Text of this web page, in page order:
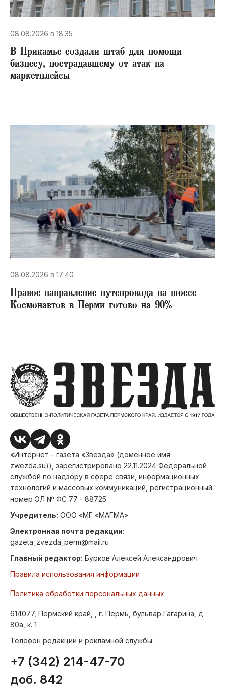
08.08.2026 в 18:35
В Прикамье создали штаб для помощи
бизнесу, пострадавшему от атак на
маркетплейсы
08.08.2026 в 17:40
Правое направление путепровода на шоссе
Космонавтов в Перми готово на 90%
«Интернет – газета «Звезда» (доменное имя
zwezda.su)), зарегистрировано 22.11.2024 Федеральной
службой по надзору в сфере связи, информационных
технологий и массовых коммуникаций, регистрационный
номер ЭЛ № ФС 77 - 88725
Учредитель: ООО «МГ «МАГМА»
Электронная почта редакции:
gazeta_zvezda_perm@mail.ru
Главный редактор: Бурков Алексей Александрович
Правила использования информации
Политика обработки персональных данных
614077, Пермский край, , г. Пермь, бульвар Гагарина, д.
80а, к. 1
Телефон редакции и рекламной службы:
+7 (342) 214-47-70
доб. 842